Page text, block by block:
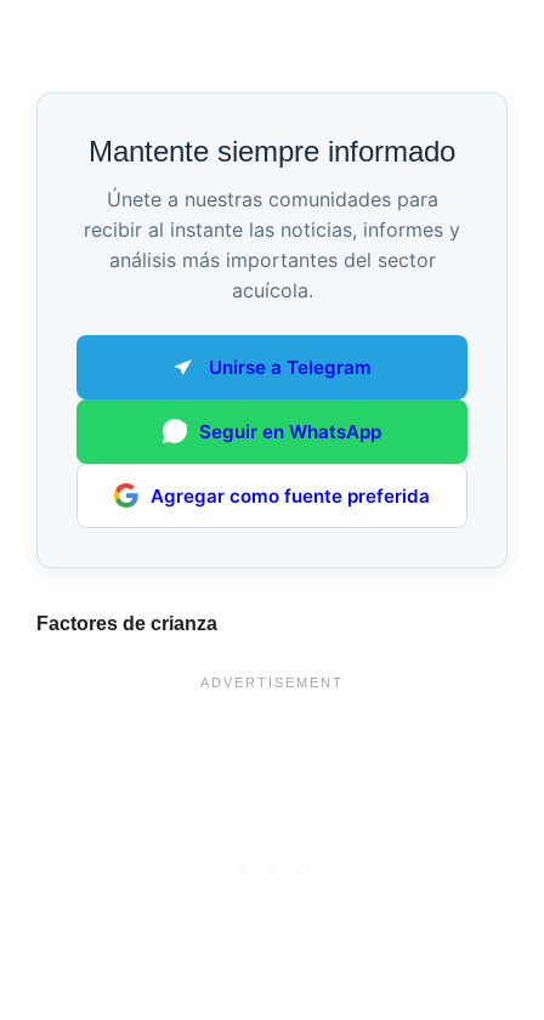
Mantente siempre informado
Únete a nuestras comunidades para
recibir al instante las noticias, informes y
análisis más importantes del sector
acuícola.
Unirse a Telegram
Seguir en WhatsApp
Agregar como fuente preferida
Factores de crianza